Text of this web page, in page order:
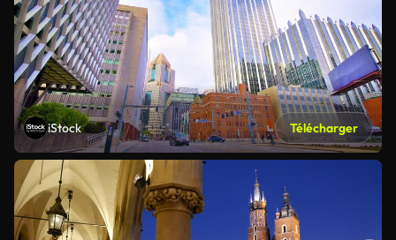
iStock Télécharger